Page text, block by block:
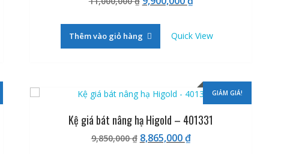
là:
11,000,000 ₫.
là:
Thêm vào giỏ hàng Quick View
GIẢM GIÁ!
Kệ giá bát nâng hạ Higold – 401331
9,850,000₫ Giá
8,865,000₫Giá